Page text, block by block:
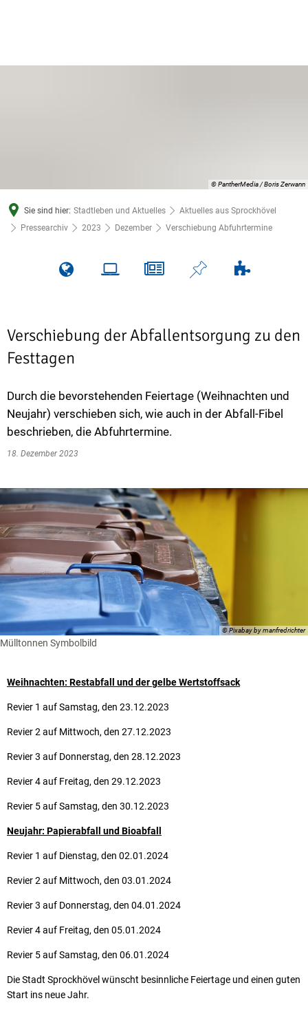
© PantherMedia / Boris Zerwann
Sie sind hier: Stadtleben und Aktuelles
Aktuelles aus Sprockhövel
Pressearchiv
2023 Dezember Verschiebung Abfuhrtermine
Verschiebung der Abfallentsorgung zu den
Festtagen
Durch die bevorstehenden Feiertage (Weihnachten und
Neujahr) verschieben sich, wie auch in der Abfall-Fibel
beschrieben, die Abfuhrtermine.
18. Dezember 2023
© Pixabay by manfredrichter
Mülltonnen Symbolbild
Weihnachten: Restabfall und der gelbe Wertstoffsack
Revier 1 auf Samstag, den 23.12.2023
Revier 2 auf Mittwoch, den 27.12.2023
Revier 3 auf Donnerstag, den 28.12.2023
Revier 4 auf Freitag, den 29.12.2023
Revier 5 auf Samstag, den 30.12.2023
Neujahr: Papierabfall und Bioabfall
Revier 1 auf Dienstag, den 02.01.2024
Revier 2 auf Mittwoch, den 03.01.2024
Revier 3 auf Donnerstag, den 04.01.2024
Revier 4 auf Freitag, den 05.01.2024
Revier 5 auf Samstag, den 06.01.2024
Die Stadt Sprockhövel wünscht besinnliche Feiertage und einen guten
Start ins neue Jahr.